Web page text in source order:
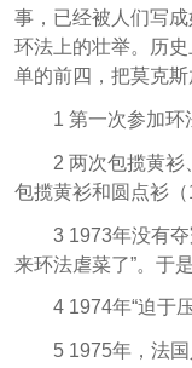
事，已经被人们写
环法上的壮举。历
单的前四，把莫克斯
1 第一次参加环
2 两次包揽黄衫
包揽黄衫和圆点衫（
3 1973年没有
来环法虐菜了”。于
4 1974年“迫于
5 1975年，法国